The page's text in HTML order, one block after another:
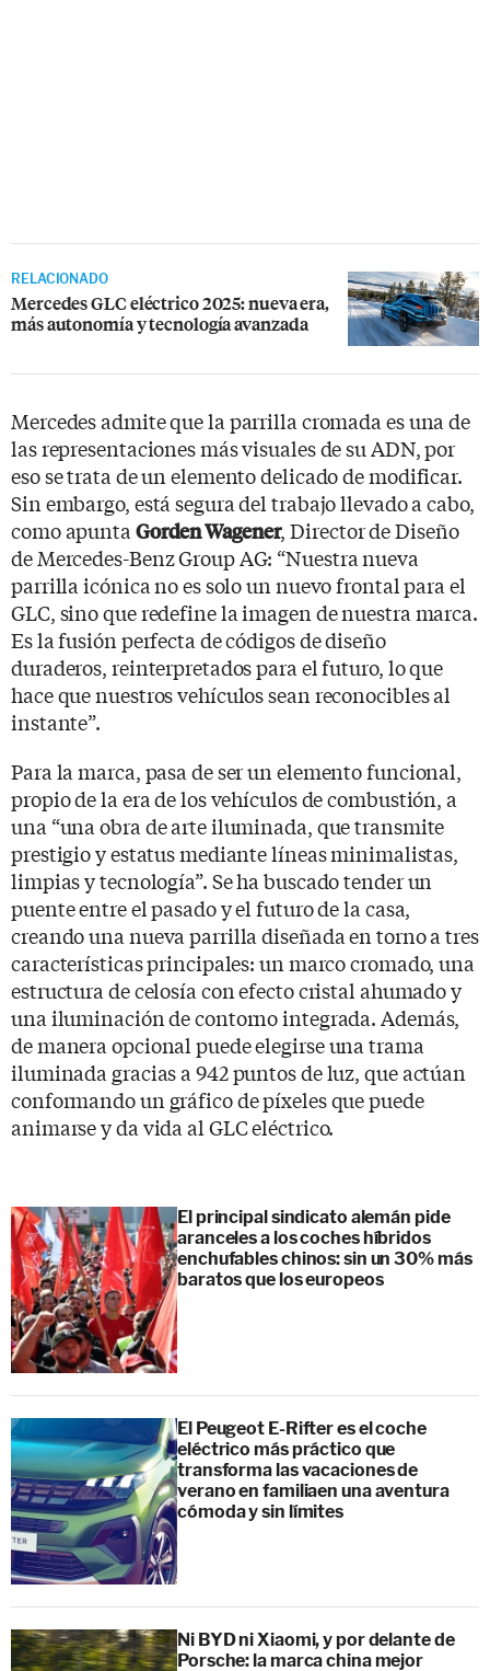
RELACIONADO
Mercedes GLC eléctrico 2025: nueva era,
más autonomía y tecnología avanzada
Mercedes admite que la parrilla cromada es una de
las representaciones más visuales de su ADN, por
eso se trata de un elemento delicado de modificar.
Sin embargo, está segura del trabajo llevado a cabo,
como apunta Gorden Wagener, Director de Diseño
de Mercedes-Benz Group AG: “Nuestra nueva
parrilla icónica no es solo un nuevo frontal para el
GLC, sino que redefine la imagen de nuestra marca.
Es la fusión perfecta de códigos de diseño
duraderos, reinterpretados para el futuro, lo que
hace que nuestros vehículos sean reconocibles al
instante”.
Para la marca, pasa de ser un elemento funcional,
propio de la era de los vehículos de combustión, a
una “una obra de arte iluminada, que transmite
prestigio y estatus mediante líneas minimalistas,
limpias y tecnología”. Se ha buscado tender un
puente entre el pasado y el futuro de la casa,
creando una nueva parrilla diseñada en torno a tres
características principales: un marco cromado, una
estructura de celosía con efecto cristal ahumado y
una iluminación de contorno integrada. Además,
de manera opcional puede elegirse una trama
iluminada gracias a 942 puntos de luz, que actúan
conformando un gráfico de píxeles que puede
animarse y da vida al GLC eléctrico.
El principal sindicato alemán pide
aranceles a los coches híbridos
enchufables chinos: sin un 30% más
baratos que los europeos
El Peugeot E-Rifter es el coche
eléctrico más práctico que
transforma las vacaciones de
verano en familiaen una aventura
cómoda y sin límites
Ni BYD ni Xiaomi, y por delante de
Porsche: la marca china mejor